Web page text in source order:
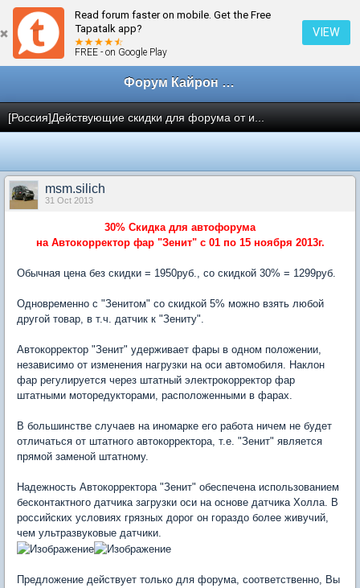
Read forum faster on mobile. Get the Free
Tapatalk app?
FREE - on Google Play
VIEW
← Партнерство
Форум Кайрон клана
[Россия]Действующие скидки для форума от и...
msm.silich
31 Oct 2013
30% Скидка для автофорума
на Автокорректор фар "Зенит" с 01 по 15 ноября 2013г.
Обычная цена без скидки = 1950руб., со скидкой 30% = 1299руб.
Одновременно с "Зенитом" со скидкой 5% можно взять любой
другой товар, в т.ч. датчик к "Зениту".
Автокорректор "Зенит" удерживает фары в одном положении,
независимо от изменения нагрузки на оси автомобиля. Наклон
фар регулируется через штатный электрокорректор фар
штатными моторедукторами, расположенными в фарах.
В большинстве случаев на иномарке его работа ничем не будет
отличаться от штатного автокорректора, т.е. "Зенит" является
прямой заменой штатному.
Надежность Автокорректора "Зенит" обеспечена использованием
бесконтактного датчика загрузки оси на основе датчика Холла. В
российских условиях грязных дорог он гораздо более живучий,
чем ультразвуковые датчики.
Предложение действует только для форума, соответственно, Вы